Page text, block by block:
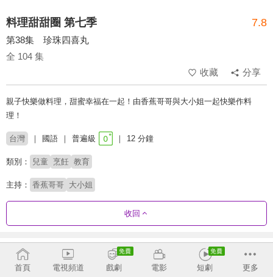
料理甜甜圈 第七季 7.8
第38集 珍珠四喜丸
全 104 集
收藏
分享
親子快樂做料理，甜蜜幸福在一起！由香蕉哥哥與大小姐一起快樂作料
理！
台灣 國語 普遍級 12 分鐘
類別： 兒童 烹飪 教育
主持： 香蕉哥哥 大小姐
收回
劇集列表 正序
第6季 第7季
首頁 電視頻道 戲劇 電影 短劇 更多